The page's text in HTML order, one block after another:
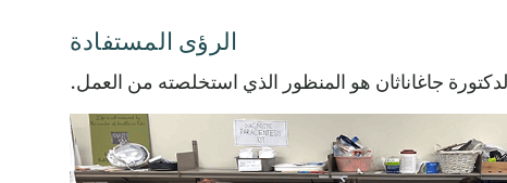
الرؤى المستفادة
جاغاناثان هو المنظور الذي استخلصته من العمل.